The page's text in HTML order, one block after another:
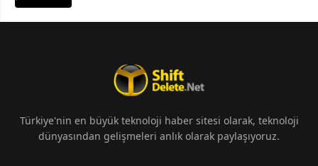
Türkiye'nin en büyük teknoloji haber sitesi olarak, teknoloji
dünyasından gelişmeleri anlık olarak paylaşıyoruz.